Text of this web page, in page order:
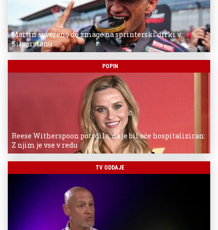
Martin suvereno do zmage na sprinterski dirki v
Silverstonu
POPIN
Reese Witherspoon potrdila, da je bil oče hospitaliziran:
Z njim je vse v redu
TV ODDAJE